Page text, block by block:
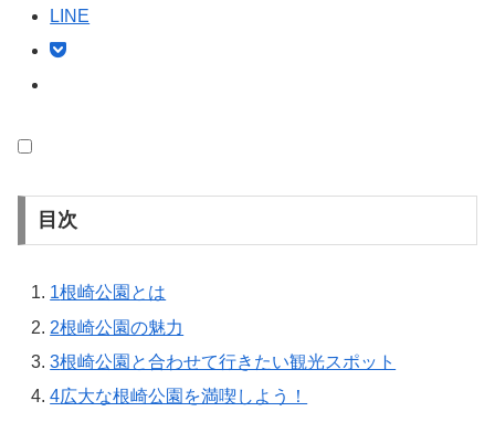
LINE
目次
1根崎公園とは
2根崎公園の魅力
3根崎公園と合わせて行きたい観光スポット
4広大な根崎公園を満喫しよう！